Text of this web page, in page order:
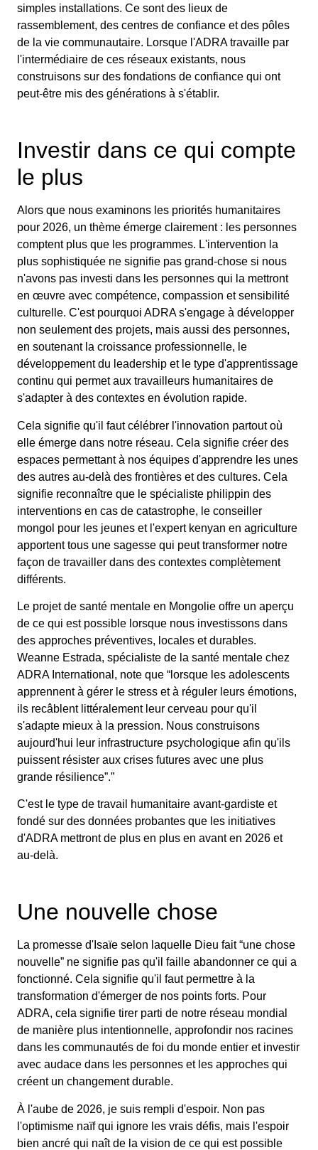
simples installations. Ce sont des lieux de
rassemblement, des centres de confiance et des pôles
de la vie communautaire. Lorsque l'ADRA travaille par
l'intermédiaire de ces réseaux existants, nous
construisons sur des fondations de confiance qui ont
peut-être mis des générations à s'établir.
Investir dans ce qui compte
le plus
Alors que nous examinons les priorités humanitaires
pour 2026, un thème émerge clairement : les personnes
comptent plus que les programmes. L'intervention la
plus sophistiquée ne signifie pas grand-chose si nous
n'avons pas investi dans les personnes qui la mettront
en œuvre avec compétence, compassion et sensibilité
culturelle. C'est pourquoi ADRA s'engage à développer
non seulement des projets, mais aussi des personnes,
en soutenant la croissance professionnelle, le
développement du leadership et le type d'apprentissage
continu qui permet aux travailleurs humanitaires de
s'adapter à des contextes en évolution rapide.
Cela signifie qu'il faut célébrer l'innovation partout où
elle émerge dans notre réseau. Cela signifie créer des
espaces permettant à nos équipes d'apprendre les unes
des autres au-delà des frontières et des cultures. Cela
signifie reconnaître que le spécialiste philippin des
interventions en cas de catastrophe, le conseiller
mongol pour les jeunes et l'expert kenyan en agriculture
apportent tous une sagesse qui peut transformer notre
façon de travailler dans des contextes complètement
différents.
Le projet de santé mentale en Mongolie offre un aperçu
de ce qui est possible lorsque nous investissons dans
des approches préventives, locales et durables.
Weanne Estrada, spécialiste de la santé mentale chez
ADRA International, note que “lorsque les adolescents
apprennent à gérer le stress et à réguler leurs émotions,
ils recâblent littéralement leur cerveau pour qu'il
s'adapte mieux à la pression. Nous construisons
aujourd'hui leur infrastructure psychologique afin qu'ils
puissent résister aux crises futures avec une plus
grande résilience”.”
C'est le type de travail humanitaire avant-gardiste et
fondé sur des données probantes que les initiatives
d'ADRA mettront de plus en plus en avant en 2026 et
au-delà.
Une nouvelle chose
La promesse d'Isaïe selon laquelle Dieu fait “une chose
nouvelle” ne signifie pas qu'il faille abandonner ce qui a
fonctionné. Cela signifie qu'il faut permettre à la
transformation d'émerger de nos points forts. Pour
ADRA, cela signifie tirer parti de notre réseau mondial
de manière plus intentionnelle, approfondir nos racines
dans les communautés de foi du monde entier et investir
avec audace dans les personnes et les approches qui
créent un changement durable.
À l'aube de 2026, je suis rempli d'espoir. Non pas
l'optimisme naïf qui ignore les vrais défis, mais l'espoir
bien ancré qui naît de la vision de ce qui est possible